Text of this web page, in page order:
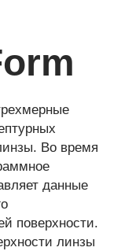
Во время
данные
поверхности.
линзы